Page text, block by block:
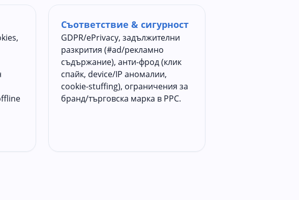
Съответствие & сигурност
GDPR/ePrivacy, задължителни
разкрития (#ad/рекламно
съдържание), анти-фрод (клик
спайк, device/IP аномалии,
cookie-stuffing), ограничения за
бранд/търговска марка в PPC.